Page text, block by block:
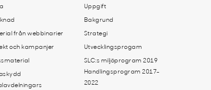
från webbinarier
och kampanjer
Uppgift
Bakgrund
Strategi
Utvecklingsprogam
SLC:s miljöprogram 2019
Handlingsprogram 2017-
2022